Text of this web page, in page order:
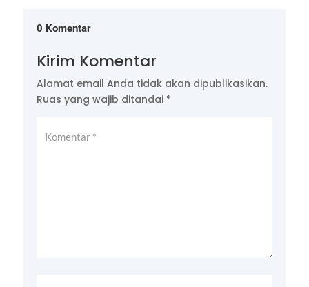
0 Komentar
Kirim Komentar
Alamat email Anda tidak akan dipublikasikan.
Ruas yang wajib ditandai *